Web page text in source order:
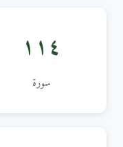
١١٤
سورة